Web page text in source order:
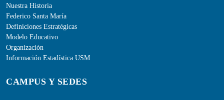
Nuestra Historia
Federico Santa María
Definiciones Estratégicas
Modelo Educativo
Organización
Información Estadística USM
CAMPUS Y SEDES